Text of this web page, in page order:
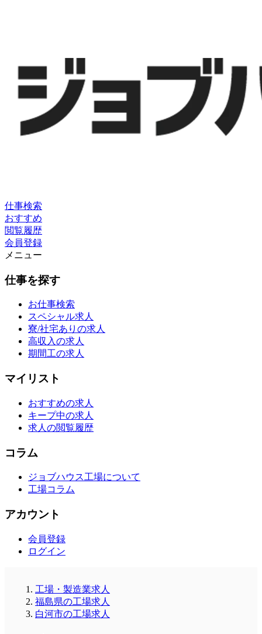
仕事検索
おすすめ
閲覧履歴
会員登録
メニュー
仕事を探す
お仕事検索
スペシャル求人
寮/社宅ありの求人
高収入の求人
期間工の求人
マイリスト
おすすめの求人
キープ中の求人
求人の閲覧履歴
コラム
ジョブハウス工場について
工場コラム
アカウント
会員登録
ログイン
工場・製造業求人
福島県の工場求人
白河市の工場求人